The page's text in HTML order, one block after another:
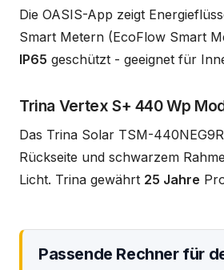
Die OASIS-App zeigt
Smart Metern (EcoFlow Smart
IP65 geschützt - geeignet für
Trina Vertex S+ 440 Wp
Das Trina Solar TSM-
Rückseite und schwarzem
Licht. Trina gewährt 25 Jahre
Passende Rechner für